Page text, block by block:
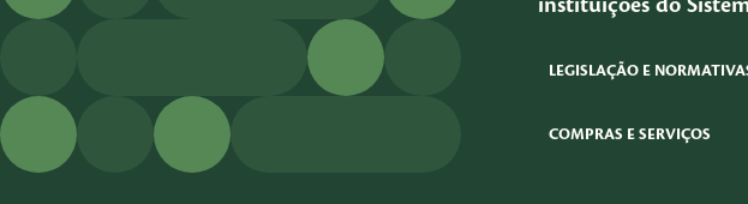
instituições do
LEGISLAÇÃO E
COMPRAS E SERVIÇOS